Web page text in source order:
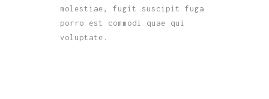
molestiae, fugit suscipit fuga
porro est commodi quae qui
voluptate.